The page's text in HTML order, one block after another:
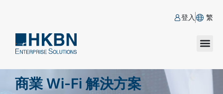
登入 繁
商業 Wi-Fi 解決方案